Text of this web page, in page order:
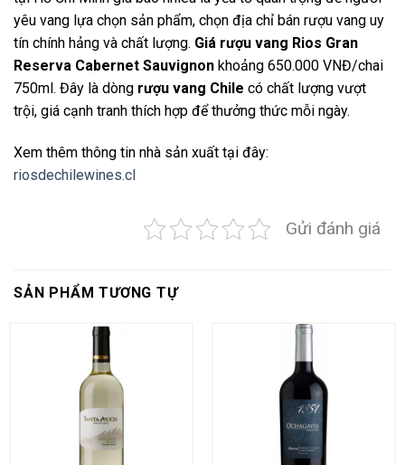
yêu vang lựa chọn sản phẩm, chọn địa chỉ bán rượu vang uy
tín chính hảng và chất lượng. Giá rượu vang Rios Gran
Reserva Cabernet Sauvignon khoảng 650.000 VNĐ/chai
750ml. Đây là dòng rượu vang Chile có chất lượng vượt
trội, giá cạnh tranh thích hợp để thưởng thức mỗi ngày.
Xem thêm thông tin nhà sản xuất tại đây:
riosdechilewines.cl
Gửi đánh giá
SẢN PHẨM TƯƠNG TỰ